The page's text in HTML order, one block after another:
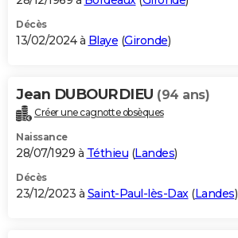
Décès
13/02/2024 à Blaye (Gironde)
Jean DUBOURDIEU (94 ans)
Créer une cagnotte obsèques
Naissance
28/07/1929 à Téthieu (Landes)
Décès
23/12/2023 à Saint-Paul-lès-Dax(Landes)